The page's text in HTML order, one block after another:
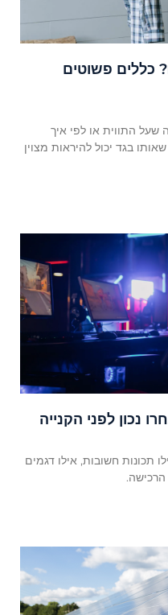
פשוטים
התווית או לפי איך
בגד יכול להיראות מצוין
נכון לפני הקנייה
חשובות, אילו דגמים